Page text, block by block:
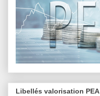
Libellés valorisation PEA